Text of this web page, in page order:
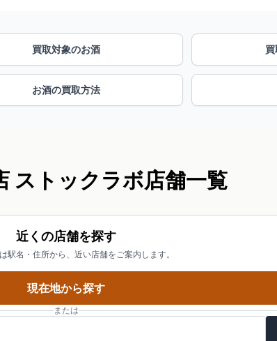
買取対象のお酒
お酒の買取方法
ストックラボ店舗一覧
近くの店舗を探す
駅名・住所から、近い店舗をご案内します。
現在地から探す
または